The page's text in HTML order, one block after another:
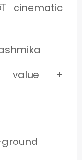
cinematic
value +